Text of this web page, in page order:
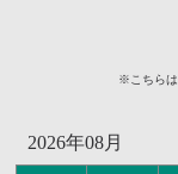
※こちらは
2026年08月